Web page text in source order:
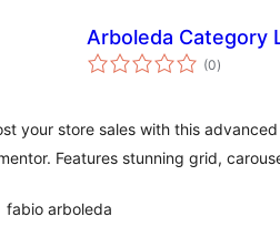
Arboleda Category
(0total
de
)
your store sales with this
Features stunning grid,
fabio arboleda